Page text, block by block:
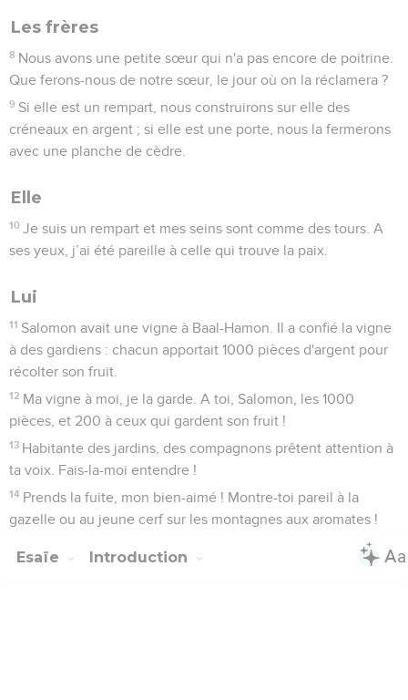
Les frères
8 Nous avons une petite sœur qui n'a pas encore de poitrine.
Que ferons-nous de notre sœur, le jour où on la réclamera ?
9 Si elle est un rempart, nous construirons sur elle des
créneaux en argent ; si elle est une porte, nous la fermerons
avec une planche de cèdre.
Elle
10 Je suis un rempart et mes seins sont comme des tours. A
ses yeux, j’ai été pareille à celle qui trouve la paix.
Lui
11 Salomon avait une vigne à Baal-Hamon. Il a confié la vigne
à des gardiens : chacun apportait 1000 pièces d'argent pour
récolter son fruit.
12 Ma vigne à moi, je la garde. A toi, Salomon, les 1000
pièces, et 200 à ceux qui gardent son fruit !
13 Habitante des jardins, des compagnons prêtent attention à
ta voix. Fais-la-moi entendre !
14 Prends la fuite, mon bien-aimé ! Montre-toi pareil à la
gazelle ou au jeune cerf sur les montagnes aux aromates !
Esaïe Introduction